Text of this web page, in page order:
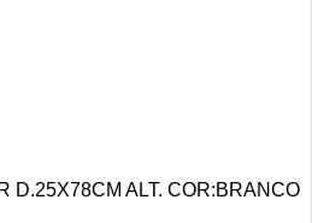
D.25X78CM ALT. COR:BRANCO